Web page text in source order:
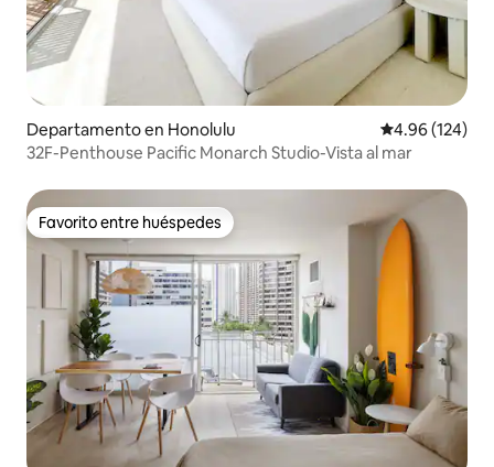
Departamento en Honolulu Calificación
4.96 (124)
32F-Penthouse Pacific Monarch Studio-Vista al mar
Favorito entre huéspedes
Favorito entre huéspedes